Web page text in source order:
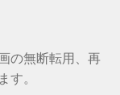
の無断転用、再
す。